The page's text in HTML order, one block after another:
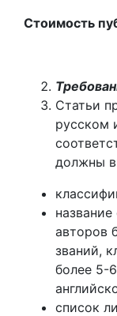
Стоимость
Статьи
русском
должны
авторов
званий,
более 5-
список